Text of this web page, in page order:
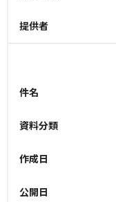
提供者
件名
資料分類
作成日
公開日